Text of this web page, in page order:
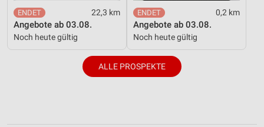
22,3 km
Angebote ab 03.08.
Noch heute gültig
0,2 km
Angebote ab 03.08.
Noch heute gültig
ALLE PROSPEKTE